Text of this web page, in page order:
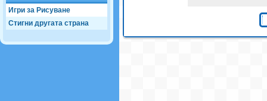
Игри за Рисуване
Стигни другата страна